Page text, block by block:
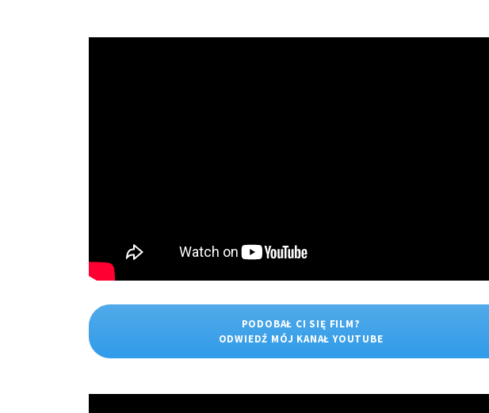
PODOBAŁ CI SIĘ FILM?
ODWIEDŹ MÓJ KANAŁ YOUTUBE